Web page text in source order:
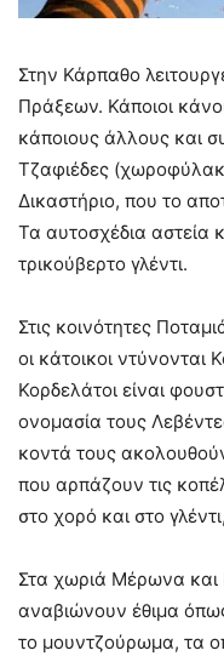
Στην Κάρπαθο
Πράξεων. Κάποιοι
κάποιους άλλους και
Τζαφιέδες
Δικαστήριο, που το
Τα αυτοσχέδια αστεία
τρικούβερτο γλέντι.
Στις κοινότητες
οι κάτοικοι ντύνονται
Κορδελάτοι είναι
ονομασία τους
κοντά τους
που αρπάζουν τις
στο χορό και στο
Στα χωριά Μέρωνα και
αναβιώνουν έθιμα
το μουντζούρωμα, τα